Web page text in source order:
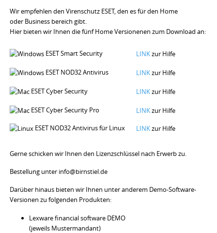
Wir empfehlen den Virenschutz ESET, den es für den Home
oder Business bereich gibt.
Hier bieten wir Ihnen die fünf Home Versionenen zum Download an:
ESET Smart Security LINKzur Hilfe
ESET NOD32 Antivirus LINKzur Hilfe
ESET Cyber Security LINKzur Hilfe
ESET Cyber Security Pro LINKzur Hilfe
ESET NOD32 Antivirus für Linux
LINKzur Hilfe
Gerne schicken wir Ihnen den Lizenzschlüssel nach Erwerb zu.
Bestellung unter info@birnstiel.de
Darüber hinaus bieten wir Ihnen unter anderem Demo-Software-
Versionen zu folgenden Produkten:
Lexware financial software DEMO
(jeweils Mustermandant)